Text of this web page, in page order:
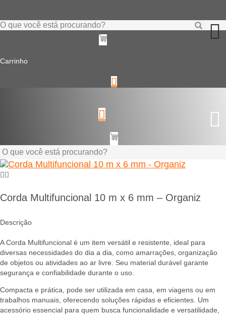
o
Pesquisar
Carrinho
Pesquisar
...
Corda Multifuncional 10 m x 6 mm – Organiz
Descrição
A Corda Multifuncional é um item versátil e resistente, ideal para
diversas necessidades do dia a dia, como amarrações, organização
de objetos ou atividades ao ar livre. Seu material durável garante
segurança e confiabilidade durante o uso.
Compacta e prática, pode ser utilizada em casa, em viagens ou em
trabalhos manuais, oferecendo soluções rápidas e eficientes. Um
acessório essencial para quem busca funcionalidade e versatilidade,